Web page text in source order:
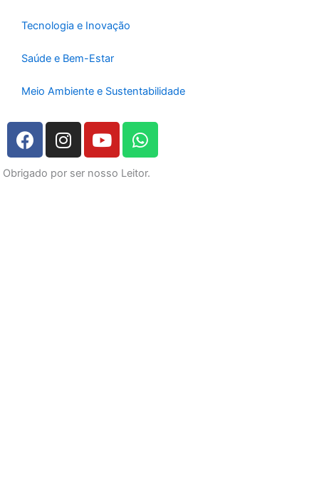
Tecnologia e Inovação
Saúde e Bem-Estar
Meio Ambiente e Sustentabilidade
F
a
c
e
I
n
s
t
Y
o
u
t
W
h
a
t
Obrigado por ser nosso Leitor.